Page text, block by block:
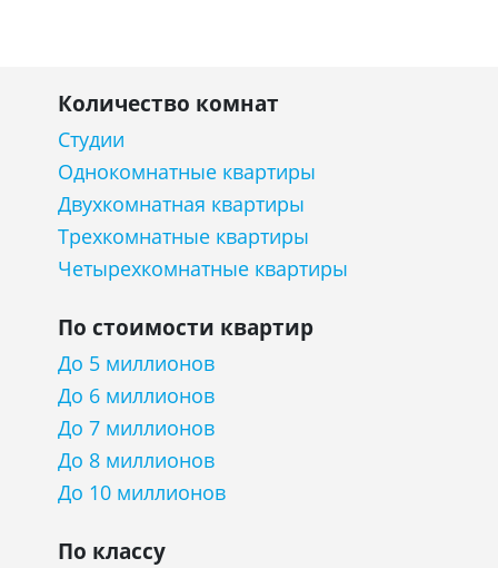
Количество комнат
Студии
Однокомнатные квартиры
Двухкомнатная квартиры
Трехкомнатные квартиры
Четырехкомнатные квартиры
По стоимости квартир
До 5 миллионов
До 6 миллионов
До 7 миллионов
До 8 миллионов
До 10 миллионов
По классу